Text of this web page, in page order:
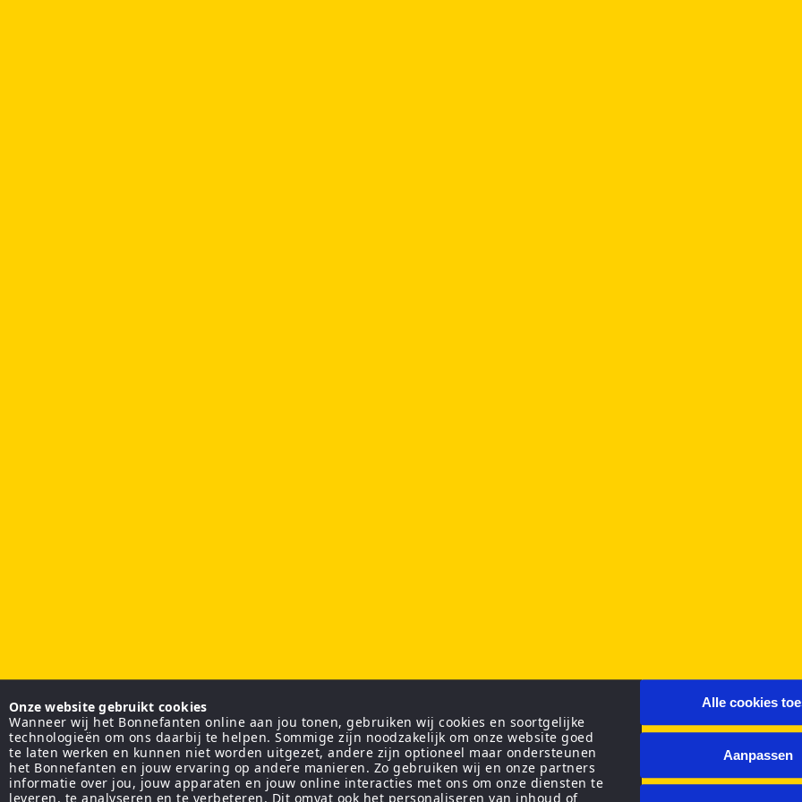
Onze website gebruikt cookies
Wanneer wij het Bonnefanten online aan jou tonen, gebruiken wij cookies en soortgelijke
technologieën om ons daarbij te helpen. Sommige zijn noodzakelijk om onze website goed
te laten werken en kunnen niet worden uitgezet, andere zijn optioneel maar ondersteunen
het Bonnefanten en jouw ervaring op andere manieren. Zo gebruiken wij en onze partners
informatie over jou, jouw apparaten en jouw online interacties met ons om onze diensten te
leveren, te analyseren en te verbeteren. Dit omvat ook het personaliseren van inhoud of
Alle cookies
Aanpassen